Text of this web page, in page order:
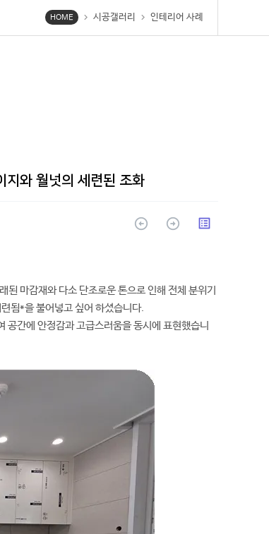
HOME chevron_right 시공갤러리 chevron_right 인테리어 사례
지와 월넛의 세련된 조화
arrow_circle_up arrow_circle_up list_alt
마감재와 다소 단조로운 톤으로 인해 전체 분위기
됨*을 불어넣고 싶어 하셨습니다.
공간에 안정감과 고급스러움을 동시에 표현했습니